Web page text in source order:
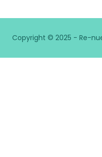
Copyright © 2025 - Re-